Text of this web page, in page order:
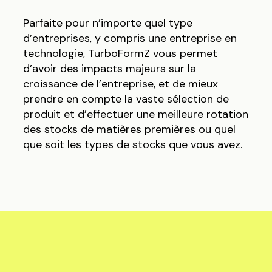
Parfaite pour n’importe quel type
d’entreprises, y compris une entreprise en
technologie, TurboFormZ vous permet
d’avoir des impacts majeurs sur la
croissance de l’entreprise, et de mieux
prendre en compte la vaste sélection de
produit et d’effectuer une meilleure rotation
des stocks de matières premières ou quel
que soit les types de stocks que vous avez.